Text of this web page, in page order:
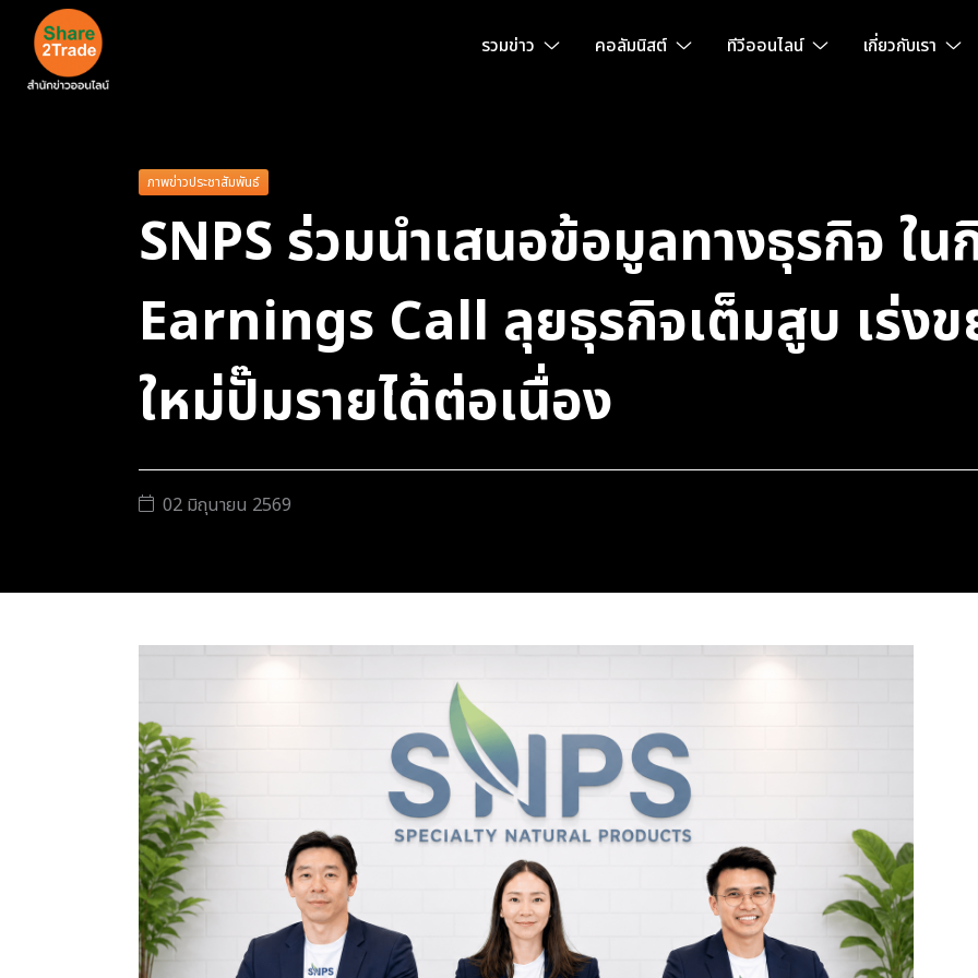
รวมข่าว คอลัมนิสต์ ทีวีออนไลน์ เกี่ยวกับเรา
ภาพข่าวประชาสัมพันธ์
SNPS ร่วมนำเสนอข้อมูลทางธุรกิจ ใ
Earnings Call ลุยธุรกิจเต็มสูบ เร่งข
ใหม่ปั๊มรายได้ต่อเนื่อง
02 มิถุนายน 2569